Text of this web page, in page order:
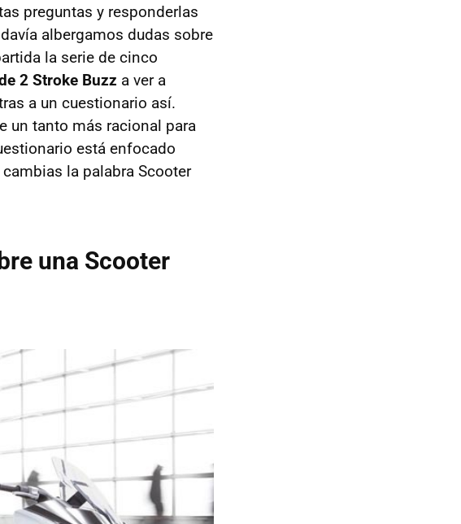
preguntas y responderlas
albergamos dudas sobre
la serie de cinco
2 Stroke Buzz a ver a
a un cuestionario así.
un tanto más racional para
está enfocado
la palabra Scooter
una Scooter